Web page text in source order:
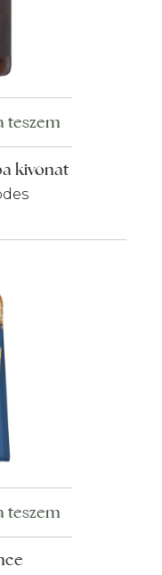
kivonat
teszem
teszem